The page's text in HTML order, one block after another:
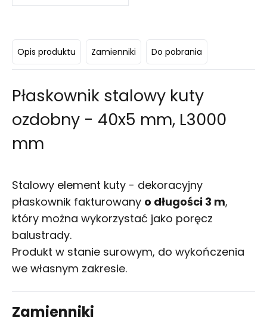
Opis produktu Zamienniki Do pobrania
Płaskownik stalowy kuty
ozdobny - 40x5 mm, L3000
mm
Stalowy element kuty - dekoracyjny
płaskownik fakturowany o długości 3 m,
który można wykorzystać jako poręcz
balustrady.
Produkt w stanie surowym, do wykończenia
we własnym zakresie.
Zamienniki